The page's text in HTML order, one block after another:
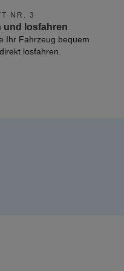
NR. 3
und losfahren
Ihr Fahrzeug bequem
losfahren.